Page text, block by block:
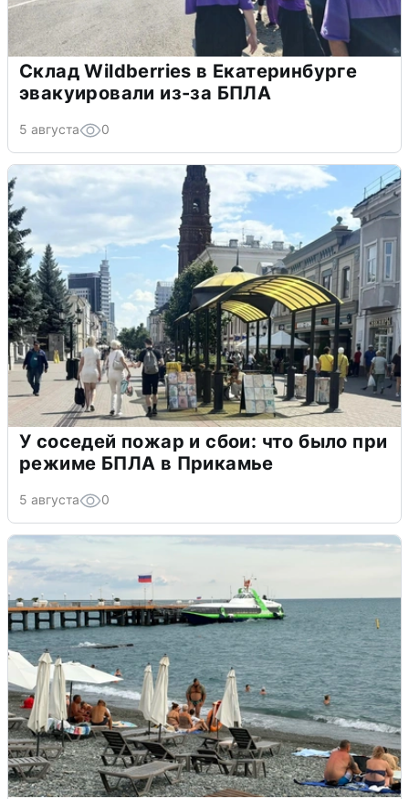
Склад Wildberries в Екатеринбурге
эвакуировали из-за БПЛА
5 августа 0
У соседей пожар и сбои: что было при
режиме БПЛА в Прикамье
5 августа 0